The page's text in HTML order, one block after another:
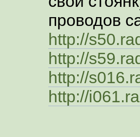
проводов
http://
http://
http://
http://